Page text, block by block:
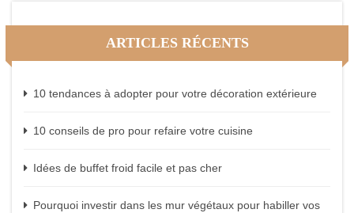
ARTICLES RÉCENTS
10 tendances à adopter pour votre décoration extérieure
10 conseils de pro pour refaire votre cuisine
Idées de buffet froid facile et pas cher
Pourquoi investir dans les mur végétaux pour habiller vos